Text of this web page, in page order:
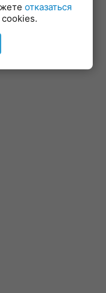
отказаться